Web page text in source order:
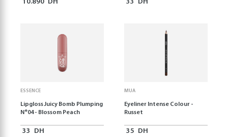
10.890 DH 33 DH
ESSENCE
Lipgloss Juicy Bomb Plumping
N°04 - Blossom Peach
33 DH
MUA
Eyeliner Intense Colour -
Russet
35 DH